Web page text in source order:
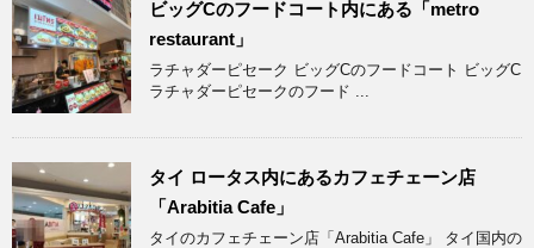
ビッグCのフードコート内にある「metro
restaurant」
ラチャダーピセーク ビッグCのフードコート ビッグC
ラチャダーピセークのフード ...
タイ ロータス内にあるカフェチェーン店
「Arabitia Cafe」
タイのカフェチェーン店「Arabitia Cafe」 タイ国内の